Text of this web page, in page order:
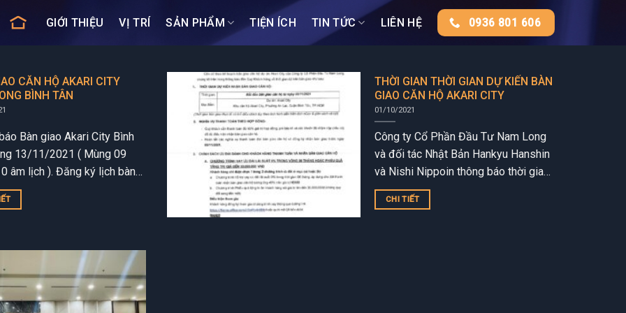
GIỚI THIỆU VỊ TRÍ SẢN PHẨM TIỆN ÍCH TIN TỨC LIÊN HỆ 0936 801 606
CĂN HỘ AKARI CITY
BÌNH TÂN
Bàn giao Akari City Bình
13/11/2021 ( Mùng 09
âm lịch ). Đăng ký lịch bàn
An Lạc Bình Tân. BÀN
THỜI GIAN THỜI GIAN DỰ KIẾN BÀN
GIAO CĂN HỘ AKARI CITY
01/10/2021
Công ty Cổ Phần Đầu Tư Nam Long
và đối tác Nhật Bản Hankyu Hanshin
và Nishi Nippoin thông báo thời gian
bàn giao Căn hộ Akari City. BÀN
GIAO...
CHI TIẾT